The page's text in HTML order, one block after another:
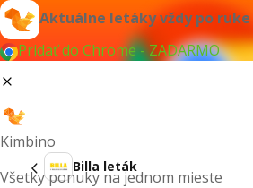
Aktuálne letáky vždy po ruke
Pridať do Chrome - ZADARMO
Kimbino
Všetky ponuky na jednom mieste
Billa leták